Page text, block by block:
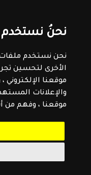
نحنُ نستخدم
نحن نستخدم ملفات
الأخرى لتحسين
موقعنا
والإعلانات
موقعنا ، وفهم من